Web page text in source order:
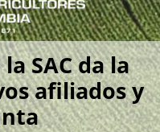
SAC da la
afiliados y